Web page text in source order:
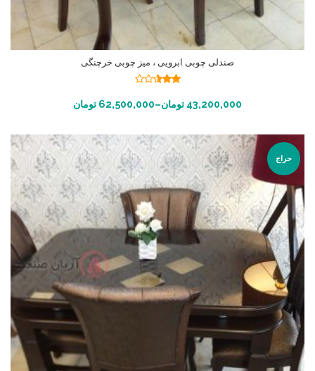
صندلی چوبی ابرویی ، میز چوبی خرچنگی
از 5
43,200,000 تومان–
62,500,000 تومان انتخاب گزینه ها
حراج